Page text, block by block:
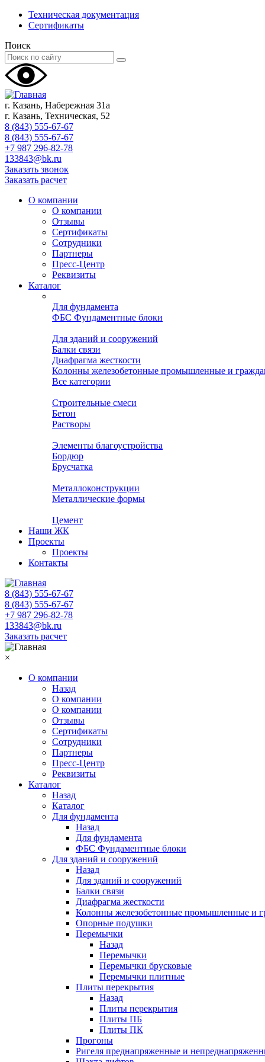
Техническая документация
Сертификаты
Поиск
г. Казань, Набережная 31а
г. Казань, Техническая, 52
8 (843) 555-67-67
8 (843) 555-67-67
+7 987 296-82-78
133843@bk.ru
Заказать звонок
Заказать расчет
О компании
О компании
Отзывы
Сертификаты
Сотрудники
Партнеры
Пресс-Центр
Реквизиты
Каталог
Для фундамента
ФБС Фундаментные блоки
Для зданий и сооружений
Балки связи
Диафрагма жесткости
Колонны железобетонные промышленные и
Все категории
Строительные смеси
Бетон
Растворы
Элементы благоустройства
Бордюр
Брусчатка
Металлоконструкции
Металлические формы
Цемент
Наши ЖК
Проекты
Проекты
Контакты
8 (843) 555-67-67
8 (843) 555-67-67
+7 987 296-82-78
133843@bk.ru
Заказать расчет
×
О компании
Назад
О компании
О компании
Отзывы
Сертификаты
Сотрудники
Партнеры
Пресс-Центр
Реквизиты
Каталог
Назад
Каталог
Для фундамента
Назад
Для фундамента
ФБС Фундаментные блоки
Для зданий и сооружений
Назад
Для зданий и сооружений
Балки связи
Диафрагма жесткости
Колонны железобетонные промышленные и
Опорные подушки
Перемычки
Назад
Перемычки
Перемычки брусковые
Перемычки плитные
Плиты перекрытия
Назад
Плиты перекрытия
Плиты ПБ
Плиты ПК
Прогоны
Ригеля преднапряженные и